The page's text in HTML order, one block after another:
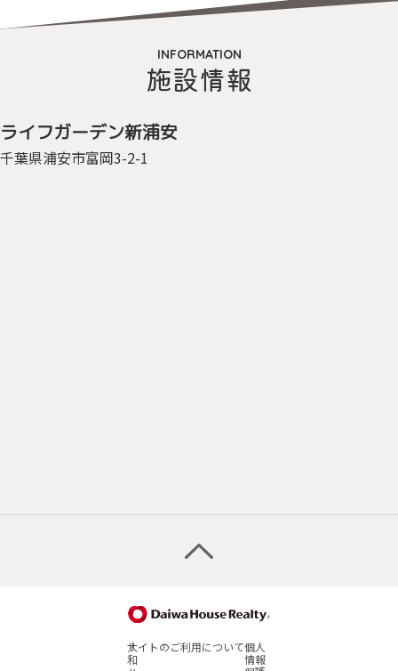
INFORMATION
施設情報
ライフガーデン新浦安
千葉県浦安市富岡3-2-1
大
和
サイトのご利用について個人
情報